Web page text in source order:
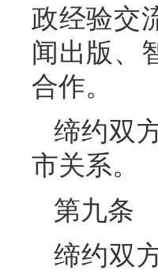
政经验交
闻出版、
合作。
缔约双
市关系。
第九条
缔约双